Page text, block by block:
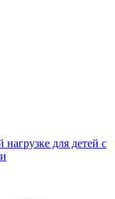
для детей с